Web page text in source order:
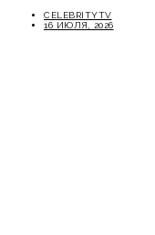
CELEBRITYTV
16 ИЮЛЯ, 2026